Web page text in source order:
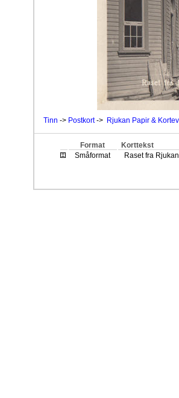
Tinn -> Postkort-> Rjukan Papir &
Format
Korttekst
Småformat
Raset fra